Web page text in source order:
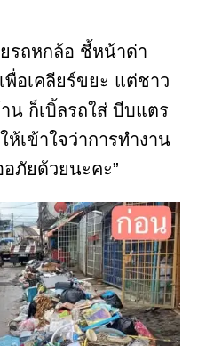
รถหกล้อ ชี้หน้าด่า
อเคลียร์ขยะ แต่ชาว
น ก็เบิ้ลรถใส่ บีบแตร
เข้าใจว่าการทำงาน
ภัยด้วยนะคะ”